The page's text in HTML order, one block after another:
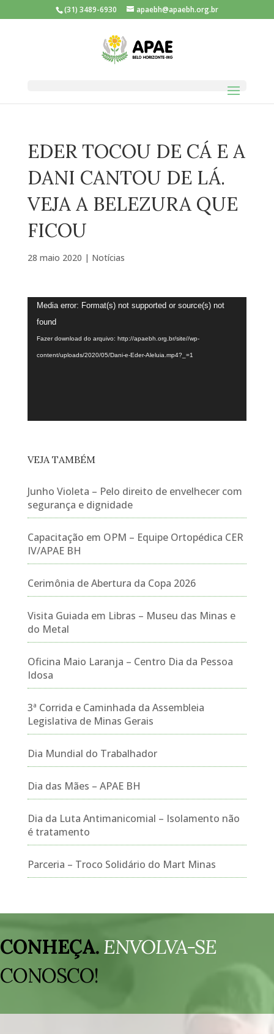
(31) 3489-6930 apaebh@apaebh.org.br
EDER TOCOU DE CÁ E A
DANI CANTOU DE LÁ.
VEJA A BELEZURA QUE
FICOU
28 maio 2020 | Notícias
Tocador
de
vídeo
Media error: Format(s) not supported or source(s) not
found
Fazer download do arquivo: http://apaebh.org.br/site//wp-
content/uploads/2020/05/Dani-e-Eder-Aleluia.mp4?_=1
VEJA TAMBÉM
Junho Violeta – Pelo direito de envelhecer com
segurança e dignidade
Capacitação em OPM – Equipe Ortopédica CER
IV/APAE BH
Cerimônia de Abertura da Copa 2026
Visita Guiada em Libras – Museu das Minas e
do Metal
Oficina Maio Laranja – Centro Dia da Pessoa
Idosa
3ª Corrida e Caminhada da Assembleia
Legislativa de Minas Gerais
Dia Mundial do Trabalhador
Dia das Mães – APAE BH
Dia da Luta Antimanicomial – Isolamento não
é tratamento
Parceria – Troco Solidário do Mart Minas
de
vídeo
CONHEÇA.ENVOLVA-SE
CONOSCO!